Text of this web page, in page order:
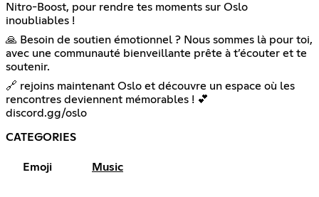
Nitro-Boost, pour rendre tes moments sur Oslo
inoubliables !
🙏 Besoin de soutien émotionnel ? Nous sommes là pour toi,
avec une communauté bienveillante prête à t’écouter et te
soutenir.
🔗 rejoins maintenant Oslo et découvre un espace où les
rencontres deviennent mémorables ! 💕
discord.gg/oslo
CATEGORIES
Emoji Music